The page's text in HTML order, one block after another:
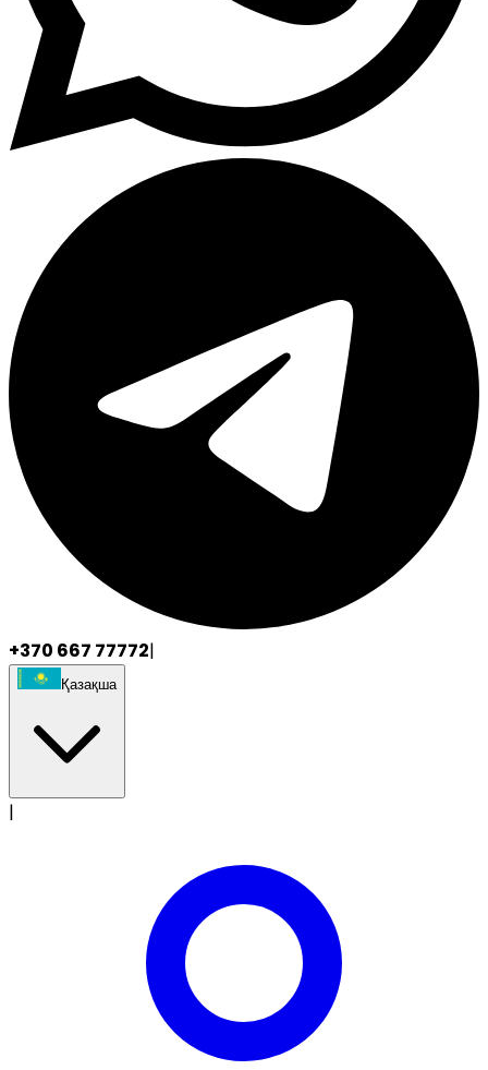
+370 667 77772|
Қазақша
|